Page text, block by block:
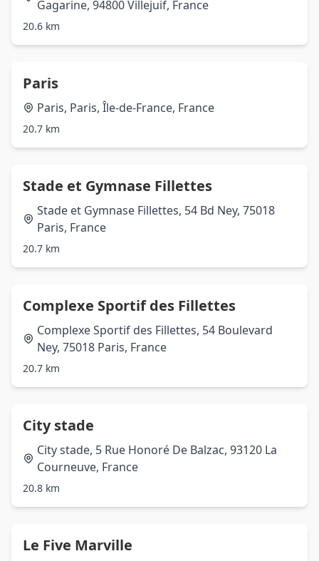
Gagarine, 94800 Villejuif, France
20.6 km
Paris
Paris, Paris, Île-de-France, France
20.7 km
Stade et Gymnase Fillettes
Stade et Gymnase Fillettes, 54 Bd Ney, 75018
Paris, France
20.7 km
Complexe Sportif des Fillettes
Complexe Sportif des Fillettes, 54 Boulevard
Ney, 75018 Paris, France
20.7 km
City stade
City stade, 5 Rue Honoré De Balzac, 93120 La
Courneuve, France
20.8 km
Le Five Marville